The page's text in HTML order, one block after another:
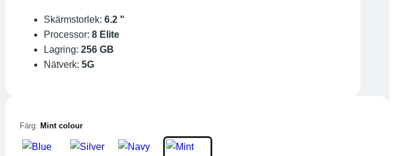
Skärmstorlek: 6.2 "
Processor: 8 Elite
Lagring: 256 GB
Nätverk: 5G
Färg: Mint colour